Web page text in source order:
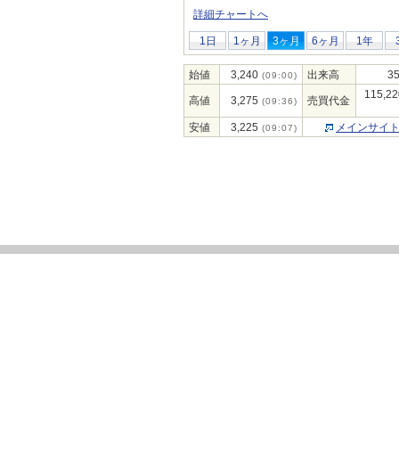
詳細チャートへ
1日 1ヶ月 3ヶ月 6ヶ月 1年
始値 3,240 (09:00) 出来高
高値 3,275 (09:36) 売買代金
安値 3,225 (09:07) メインサイ